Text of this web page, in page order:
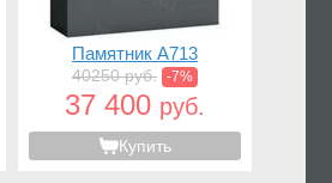
Памятник A713
40250 руб. -7%
37 400 руб.
Купить